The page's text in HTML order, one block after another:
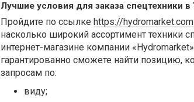
Лучшие условия для заказа спецтехники
Пройдите по ссылке https://
насколько широкий ассортимент техники
интернет-магазине компании
гарантированно сможете найти позицию,
запросам по:
виду;